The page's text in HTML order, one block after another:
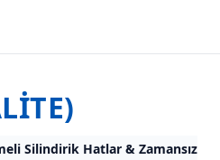
Silindirik Hatlar & Zamansız